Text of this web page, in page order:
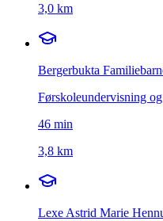
3,0 km
Bergerbukta
Førskoleundervisning
46 min
3,8 km
Lexe Astrid Marie